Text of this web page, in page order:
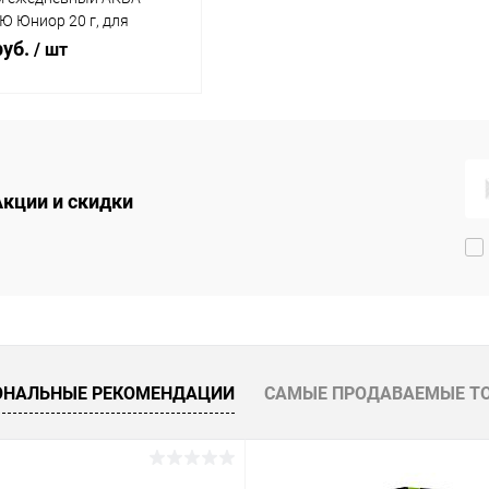
Юниор 20 г, для
аквариумных рыб
/ шт
в 1
Сравнение
и скидки
РЕКОМЕНДАЦИИ САМЫЕ ПРОДАВАЕМЫЕ